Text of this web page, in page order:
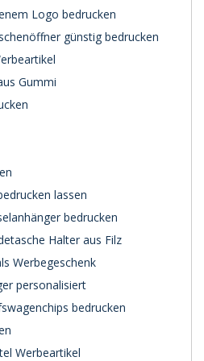
Logo bedrucken
günstig bedrucken
Gummi
lassen
bedrucken
Halter aus Filz
Werbegeschenk
personalisiert
bedrucken
Werbeartikel